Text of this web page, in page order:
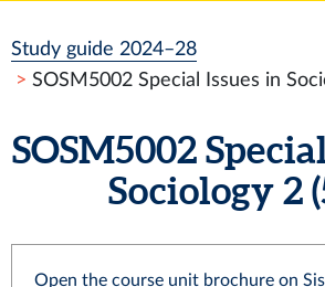
Study guide 2024–28
SOSM5002 Special Issues in
SOSM5002
Sociology 2
Open the course unit brochure on